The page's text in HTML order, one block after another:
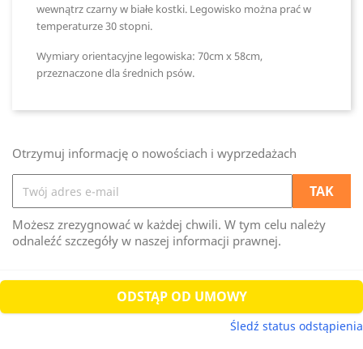
wewnątrz czarny w białe kostki. Legowisko można prać w
temperaturze 30 stopni.
Wymiary orientacyjne legowiska: 70cm x 58cm,
przeznaczone dla średnich psów.
Otrzymuj informację o nowościach i wyprzedażach
Możesz zrezygnować w każdej chwili. W tym celu należy
odnaleźć szczegóły w naszej informacji prawnej.
ODSTĄP OD UMOWY
Śledź status odstąpienia